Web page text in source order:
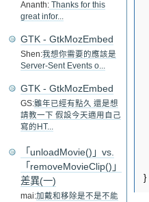
}
Ananth: Thanks for this
great infor...
GTK - GtkMozEmbed
Shen:我想你需要的應該是
Server-Sent Events o...
GTK - GtkMozEmbed
GS:雖年已經有點久 還是想
請教一下 假設今天適用自己
寫的HT...
「unloadMovie()」vs.
「removeMovieClip()」
差異(一)
mai:加戴和移除是不是不能